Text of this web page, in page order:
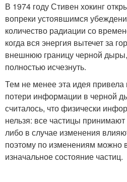
В 1974 году Стивен хокинг
вопреки устоявшимся
количество радиации со
когда вся энергия вытечет за
внешнюю границу черной
полностью исчезнуть.
Тем не менее эта идея
потери информации в черной
считалось, что физически
нельзя: все частицы
либо в случае изменения
поэтому по изменениям можно
изначальное состояние частиц.